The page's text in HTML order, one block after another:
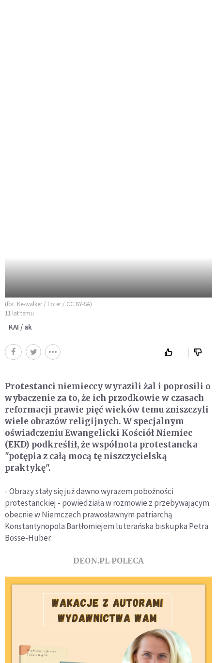
(fot. Ke-walker / Foter / CC BY-SA)
11 lat temu
KAI / ak
Protestanci niemieccy wyrazili żal i poprosili o
wybaczenie za to, że ich przodkowie w czasach
reformacji prawie pięć wieków temu zniszczyli
wiele obrazów religijnych. W specjalnym
oświadczeniu Ewangelicki Kościół Niemiec
(EKD) podkreślił, że wspólnota protestancka
"potępia z całą mocą tę niszczycielską
praktykę".
- Obrazy stały się już dawno wyrazem pobożności
protestanckiej - powiedziała w rozmowie z przebywającym
obecnie w Niemczech prawosławnym patriarchą
Konstantynopola Bartłomiejem luterańska biskupka Petra
Bosse-Huber.
DEON.PL POLECA